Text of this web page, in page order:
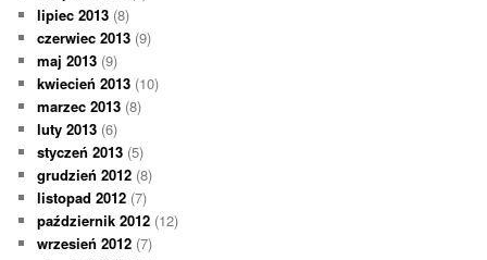
lipiec 2013 (8)
czerwiec 2013 (9)
maj 2013 (9)
kwiecień 2013 (10)
marzec 2013 (8)
luty 2013 (6)
styczeń 2013 (5)
grudzień 2012 (8)
listopad 2012 (7)
październik 2012 (12)
wrzesień 2012 (7)